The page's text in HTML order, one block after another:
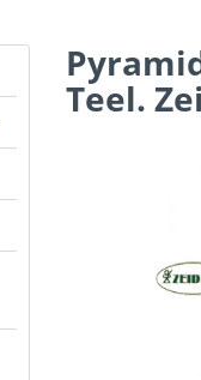
Teel.